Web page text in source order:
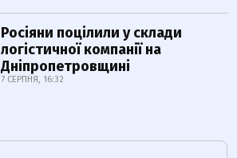
Росіяни поцілили у склади
логістичної компанії на
Дніпропетровщині
7 СЕРПНЯ, 16:32